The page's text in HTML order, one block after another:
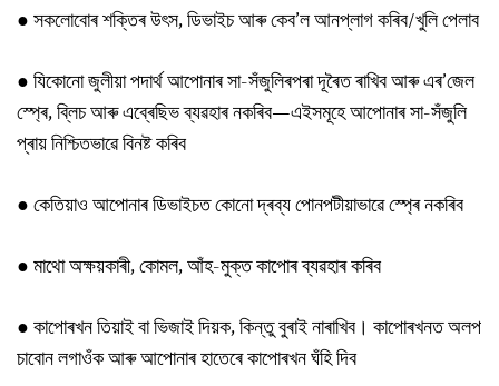
● সকলোবোৰ শক্তিৰ উৎস, ডিভাইচ আৰু কেব’ল আনপ্লাগ কৰিব/খুলি পেলাব
● যিকোনো জুলীয়া পদাৰ্থ আপোনাৰ সা-সঁজুলিৰপৰা দূৰৈত ৰাখিব আৰু এৰ’জেল
স্প্ৰে, ব্লিচ আৰু এব্ৰেছিভ ব্যৱহাৰ নকৰিব—এইসমূহে আপোনাৰ সা-সঁজুলি
প্ৰায় নিশ্চিতভাৱে বিনষ্ট কৰিব
● কেতিয়াও আপোনাৰ ডিভাইচত কোনো দ্ৰব্য পোনপটীয়াভাৱে স্প্ৰে নকৰিব
● মাথো অক্ষয়কাৰী, কোমল, আঁহ-মুক্ত কাপোৰ ব্যৱহাৰ কৰিব
● কাপোৰখন তিয়াই বা ভিজাই দিয়ক, কিন্তু বুৰাই নাৰাখিব। কাপোৰখনত অলপ
চাবোন লগাওঁক আৰু আপোনাৰ হাতেৰে কাপোৰখন ঘঁহি দিব